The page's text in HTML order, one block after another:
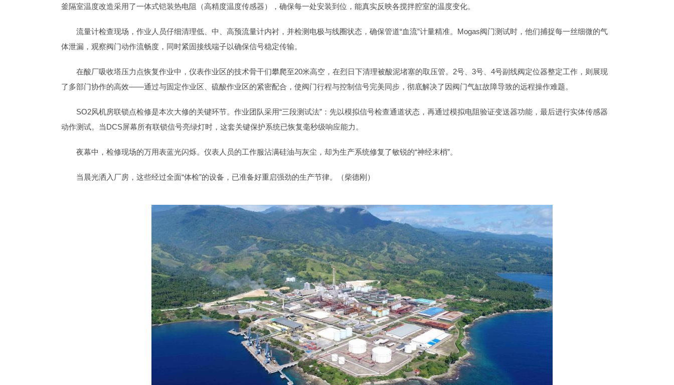
釜隔室温度改造采用了一体式铠装热电阻（高精度温度传感器），确保每一处安装到位，能真实反映各搅拌腔室的温度变化。
流量计检查现场，作业人员仔细清理低、中、高预流量计内衬，并检测电极与线圈状态，确保管道“血流”计量精准。Mogas阀门测试时，他们捕捉每一丝细微的气
体泄漏，观察阀门动作流畅度，同时紧固接线端子以确保信号稳定传输。
在酸厂吸收塔压力点恢复作业中，仪表作业区的技术骨干们攀爬至20米高空，在烈日下清理被酸泥堵塞的取压管。2号、3号、4号副线阀定位器整定工作，则展现
了多部门协作的高效——通过与固定作业区、硫酸作业区的紧密配合，使阀门行程与控制信号完美同步，彻底解决了因阀门气缸故障导致的远程操作难题。
SO2风机房联锁点检修是本次大修的关键环节。作业团队采用“三段测试法”：先以模拟信号检查通道状态，再通过模拟电阻验证变送器功能，最后进行实体传感器
动作测试。当DCS屏幕所有联锁信号亮绿灯时，这套关键保护系统已恢复毫秒级响应能力。
夜幕中，检修现场的万用表蓝光闪烁。仪表人员的工作服沾满硅油与灰尘，却为生产系统修复了敏锐的“神经末梢”。
当晨光洒入厂房，这些经过全面“体检”的设备，已准备好重启强劲的生产节律。（柴德刚）